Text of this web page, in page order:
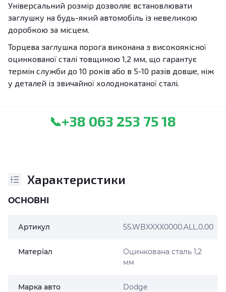
Універсальний розмір дозволяє встановлювати
заглушку на будь-який автомобіль із невеликою
доробкою за місцем.
Торцева заглушка порога виконана з високоякісної
оцинкованої сталі товщиною 1,2 мм, що гарантує
термін служби до 10 років або в 5-10 разів довше, ніж
у деталей із звичайної холоднокатаної сталі.
📞+38 063 253 75 18
Характеристики
ОСНОВНІ
Артикул 55.WBXXXX0000.ALL.0.00
Матеріал
Оцинкована сталь 1,2
мм
Марка авто Dodge